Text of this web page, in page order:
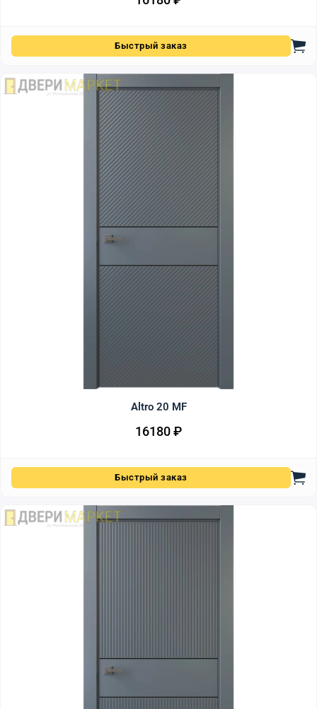
Быстрый заказ
Altro 20 MF
16180₽
Быстрый заказ